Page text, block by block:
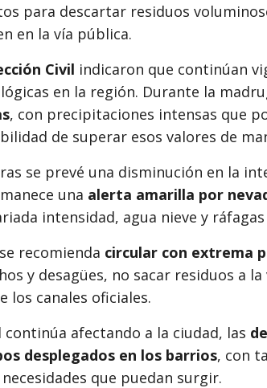
para descartar residuos
en la vía pública.
Civil indicaron que continúan
en la región. Durante la
, con precipitaciones intensas que
de superar esos valores de
se prevé una disminución en la
una alerta amarilla por
intensidad, agua nieve y
recomienda circular con extrema
y desagües, no sacar residuos a
los canales oficiales.
afectando a la ciudad, las
desplegados en los barrios, con
que puedan surgir.